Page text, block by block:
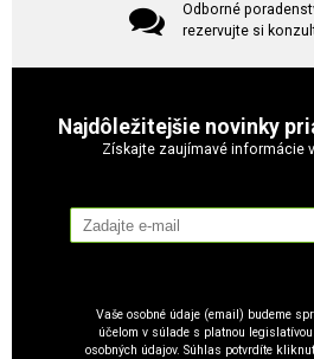
Odborné
rezervujte si
Najdôležitejšie novinky
Získajte zaujímavé informácie
Vaše osobné údaje (email) budeme
účelom v súlade s platnou
osobných údajov. Súhlas potvrdíte